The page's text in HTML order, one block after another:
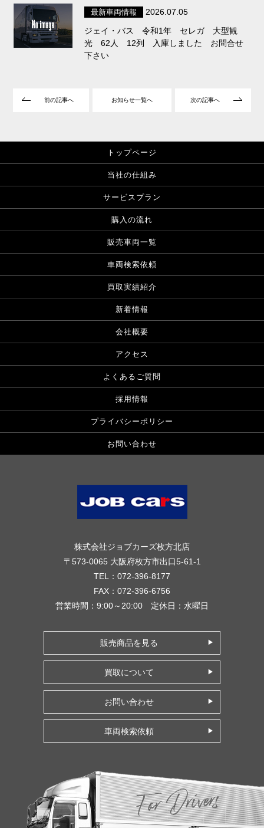
最新車両情報
2026.07.05
ジェイ・バス 令和1年 セレガ 大型観
光 62人 12列 入庫しました お問合せ
下さい
前の記事へ お知らせ一覧へ 次の記事へ
トップページ
当社の仕組み
サービスプラン
購入の流れ
販売車両一覧
車両検索依頼
買取実績紹介
新着情報
会社概要
アクセス
よくあるご質問
採用情報
プライバシーポリシー
お問い合わせ
株式会社ジョブカーズ枚方北店
〒573-0065 大阪府枚方市出口5-61-1
TEL：072-396-8177
FAX：072-396-6756
営業時間：9:00～20:00 定休日：水曜日
販売商品を見る
買取について
お問い合わせ
車両検索依頼